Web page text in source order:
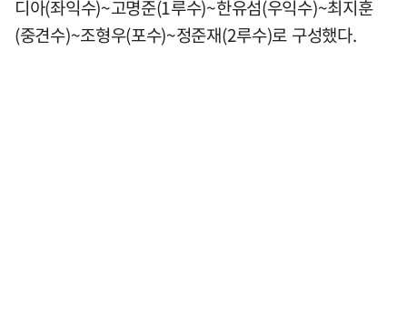
디아(좌익수)~고명준(1루수)~한유섬(우익수)~최지훈
(중견수)~조형우(포수)~정준재(2루수)로 구성했다.